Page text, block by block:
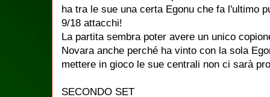
ha tra le sue una certa Egonu che fa l'ultimo
9/18 attacchi!
La partita sembra poter avere un unico
Novara anche perché ha vinto con la sola
mettere in gioco le sue centrali non ci sarà
SECONDO SET